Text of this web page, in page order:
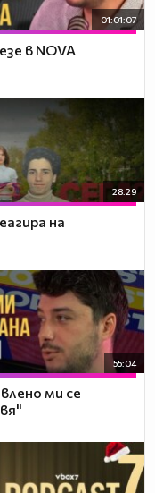
01:01:07
в NOVA
28:29
на
55:04
ми се